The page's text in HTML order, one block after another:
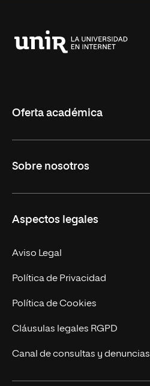
Oferta académica
Másteres Oficiales
Doctorados
Experto Universitario
Postgrados
Cursos Universitarios
Sobre nosotros
Facultades
Nuestro Equipo
Trabaja en UNIR
Actualidad
UNIR Revista
Eventos
Aspectos legales
Aviso Legal
Política de Privacidad
Política de Cookies
Cláusulas legales RGPD
Canal de consultas y denuncias